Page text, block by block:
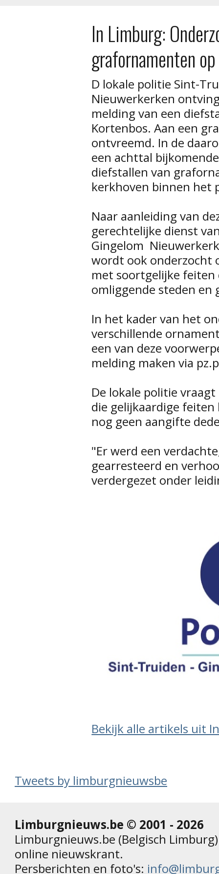
In Limburg:
grafornamenten
D lokale politie Sint-
Nieuwerkerken
melding van een
Kortenbos. Aan een
ontvreemd. In de
een achttal
diefstallen van
kerkhoven binnen het
Naar aanleiding van
gerechtelijke dienst
Gingelom 
wordt ook onderzocht
met soortgelijke feiten
omliggende steden en
In het kader van het
verschillende
een van deze
melding maken via
De lokale politie
die gelijkaardige
nog geen aangifte
"Er werd een
gearresteerd en
verdergezet onder
Bekijk alle artikels uit
Tweets by limburgnieuwsbe
Limburgnieuws.be © 2001 - 2026
Limburgnieuws.be (Belgisch
online nieuwskrant.
Persberichten en foto's: